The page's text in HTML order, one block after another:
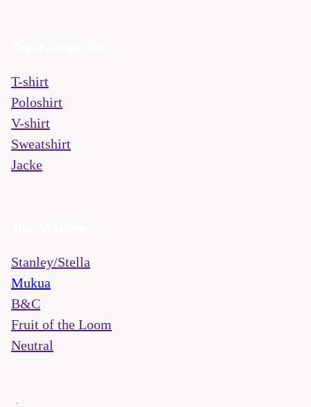
T-shirt
Poloshirt
V-shirt
Sweatshirt
Jacke
Stanley/Stella
Mukua
B&C
Fruit of the Loom
Neutral